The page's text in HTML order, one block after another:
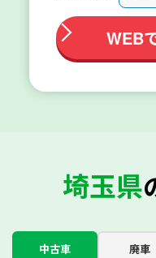
WEB
埼玉県
中古車 廃車